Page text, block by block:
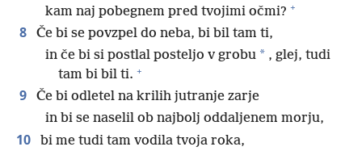
kam naj pobegnem pred tvojimi očmi? +
8
Če bi se povzpel do neba, bi bil tam ti,
in če bi si postlal posteljo v grobu * , glej, tudi
tam bi bil ti. +
9
Če bi odletel na krilih jutranje zarje
in bi se naselil ob najbolj oddaljenem morju,
10
bi me tudi tam vodila tvoja roka,